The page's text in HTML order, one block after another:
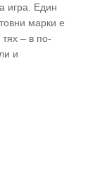
игра. Един
марки е
– в по-
и